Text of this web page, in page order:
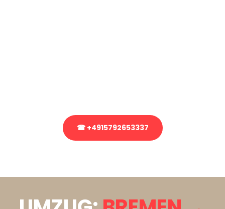
☎ +4915792653337